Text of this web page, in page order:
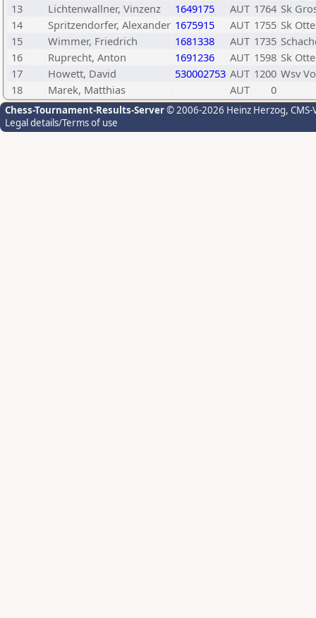
13
Lichtenwallner, Vinzenz 1649175 AUT 1764 Sk
14
Spritzendorfer, Alexander 1675915 AUT 1755 Sk
15
Wimmer, Friedrich 1681338 AUT 1735
16
Ruprecht, Anton 1691236 AUT 1598 Sk
17
Howett, David 530002753 AUT 1200 Wsv
18
Marek, Matthias AUT 0
Chess-Tournament-Results-Server© 2006-2026 Heinz Herzog,
Legal details/Terms of use